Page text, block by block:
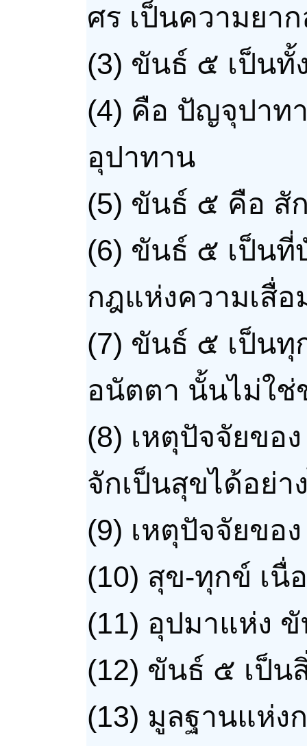
ศร เป็นความยา
(3) ขันธ์ ๕ เป็นทั้
(4) คือ ปัญจุปาท
อุปาทาน
(5) ขันธ์ ๕ คือ สั
(6) ขันธ์ ๕ เป็นที่
กฎแห่งความเสื่อ
(7) ขันธ์ ๕ เป็นทุ
อนัตตา นั้นไม่ใช่
(8) เหตุปัจจัยขอ
จักเป็นสุขได้อย่า
(9) เหตุปัจจัยขอ
(10) สุข-ทุกข์ เนื่
(11) อุปมาแห่ง
(12) ขันธ์ ๕ เป็น
(13) มูลฐานแห่ง